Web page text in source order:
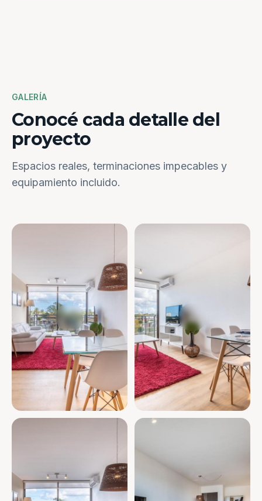
GALERÍA
Conocé cada detalle del
proyecto
Espacios reales, terminaciones impecables y
equipamiento incluido.